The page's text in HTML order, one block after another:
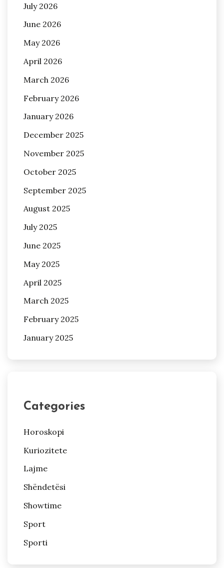
July 2026
June 2026
May 2026
April 2026
March 2026
February 2026
January 2026
December 2025
November 2025
October 2025
September 2025
August 2025
July 2025
June 2025
May 2025
April 2025
March 2025
February 2025
January 2025
Categories
Horoskopi
Kuriozitete
Lajme
Shëndetësi
Showtime
Sport
Sporti